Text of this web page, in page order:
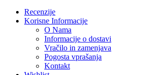
Recenzije
Korisne Informacije
O Nama
Informacije o dostavi
Vračilo in zamenjava
Pogosta vprašanja
Kontakt